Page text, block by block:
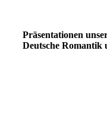
Präsentationen
Deutsche Romantik